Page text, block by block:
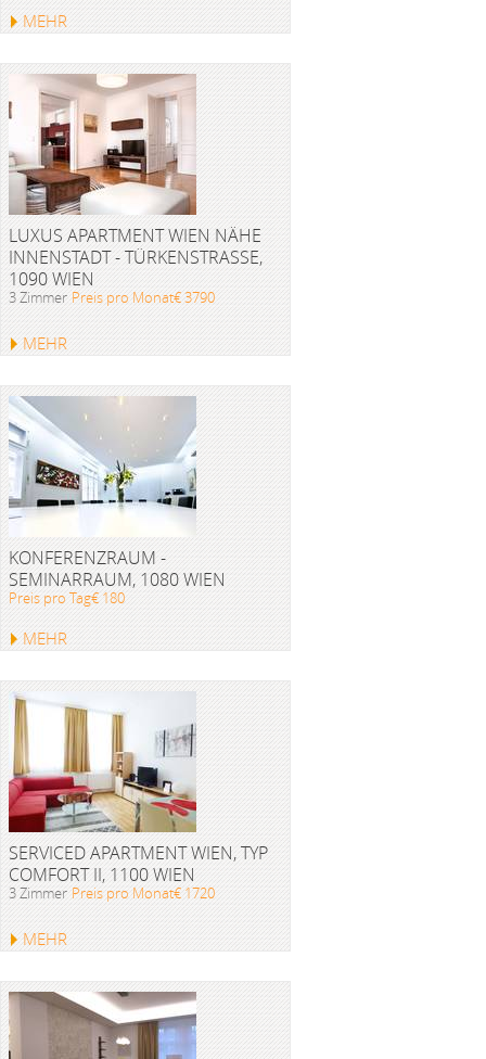
MEHR
LUXUS APARTMENT WIEN NÄHE
INNENSTADT - TÜRKENSTRASSE, 1
090 WIEN
3 Zimmer Preis pro Monat€ 3790
MEHR
KONFERENZRAUM -
SEMINARRAUM, 1080 WIEN
Preis pro Tag€ 180
MEHR
SERVICED APARTMENT WIEN, TYP
COMFORT II, 1100 WIEN
3 Zimmer Preis pro Monat€ 1720
MEHR